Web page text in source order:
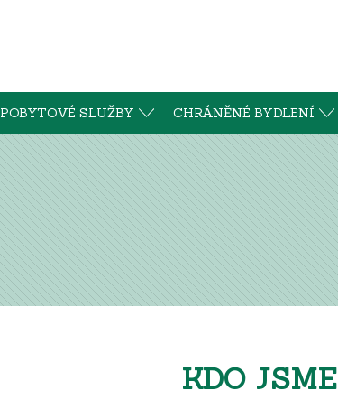
POBYTOVÉ SLUŽBY CHRÁNĚNÉ BYDLENÍ
KDO JSME